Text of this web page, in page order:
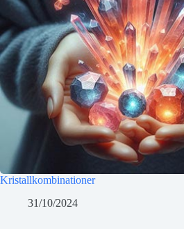
Kristallkombinationer
31/10/2024